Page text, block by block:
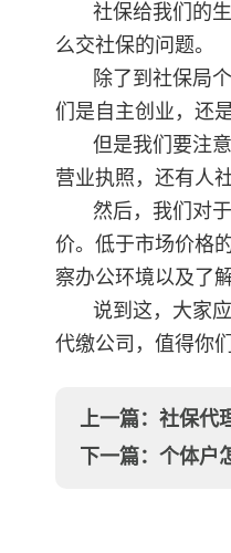
社保给我们的
么交社保的问题。
除了到社保局
们是自主创业，还
但是我们要注
营业执照，还有人
然后，我们对
价。低于市场价格
察办公环境以及了
说到这，大家
代缴公司，值得你们
上一篇： 社保代
下一篇： 个体户